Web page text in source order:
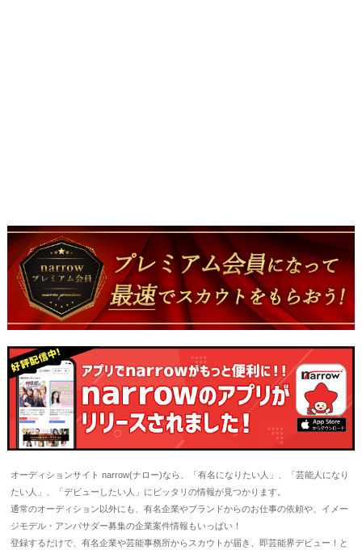
オーディションサイト narrow(ナロー)なら、「有名になりたい人」、「芸能人になり
たい人」、「デビューしたい人」にピッタリの情報が見つかります。
通常のオーディション以外にも、有名企業やブランドからのお仕事の依頼や、イメー
ジモデル・アンバサダー募集の企業案件情報もいっぱい！
登録するだけで、有名企業や芸能事務所からスカウトが届き、即芸能界デビュー！と